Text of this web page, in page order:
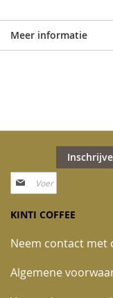
Meer informatie
Abonneer
u
onze
KINTI COFFEE
Neem contact met
Algemene